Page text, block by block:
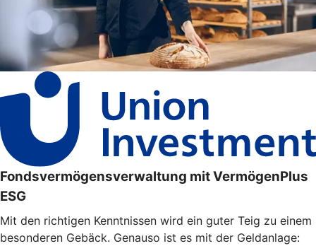
Fondsvermögensverwaltung mit VermögenPlus
ESG
Mit den richtigen Kenntnissen wird ein guter Teig zu einem
besonderen Gebäck. Genauso ist es mit der Geldanlage: